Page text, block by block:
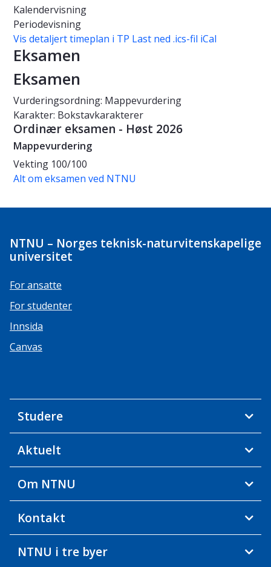
Kalendervisning
Periodevisning
Vis detaljert timeplan i TP Last ned .ics-fil iCal
Eksamen
Eksamen
Vurderingsordning: Mappevurdering
Karakter: Bokstavkarakterer
Ordinær eksamen - Høst 2026
Mappevurdering
Vekting 100/100
Alt om eksamen ved NTNU
NTNU – Norges teknisk-naturvitenskapelige
universitet
For ansatte
For studenter
Innsida
Canvas
Studere
Aktuelt
Om NTNU
Kontakt
NTNU i tre byer